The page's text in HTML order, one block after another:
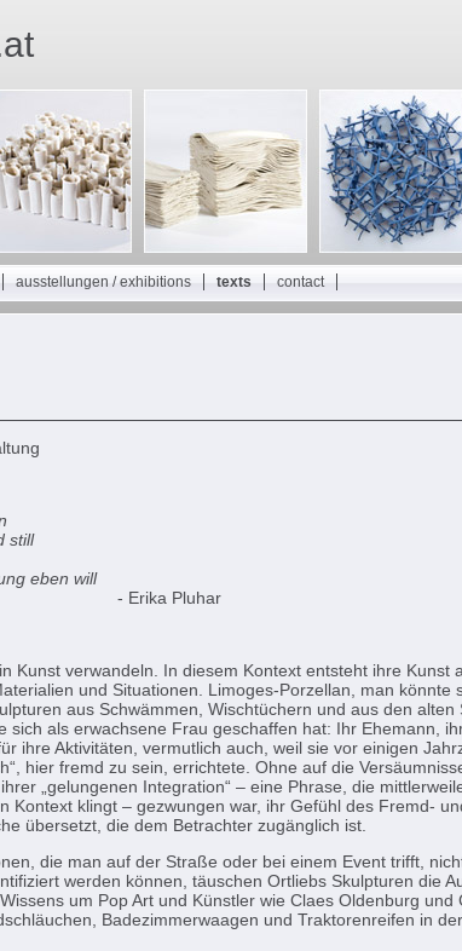
ausstellungen / exhibitions texts contact
still
eben will
Pluhar
Kunst verwandeln. In diesem Kontext entsteht ihre Kunst
und Situationen. Limoges-Porzellan, man
aus Schwämmen, Wischtüchern und aus den
sich als erwachsene Frau geschaffen hat: Ihr Ehemann,
ihre Aktivitäten, vermutlich auch, weil sie vor einigen
hier fremd zu sein, errichtete. Ohne auf die
„gelungenen Integration“ – eine Phrase, die
Kontext klingt – gezwungen war, ihr Gefühl des Fremd-
übersetzt, die dem Betrachter zugänglich ist.
die man auf der Straße oder bei einem Event trifft,
werden können, täuschen Ortliebs Skulpturen die
um Pop Art und Künstler wie Claes Oldenburg
Badezimmerwaagen und Traktorenreifen in